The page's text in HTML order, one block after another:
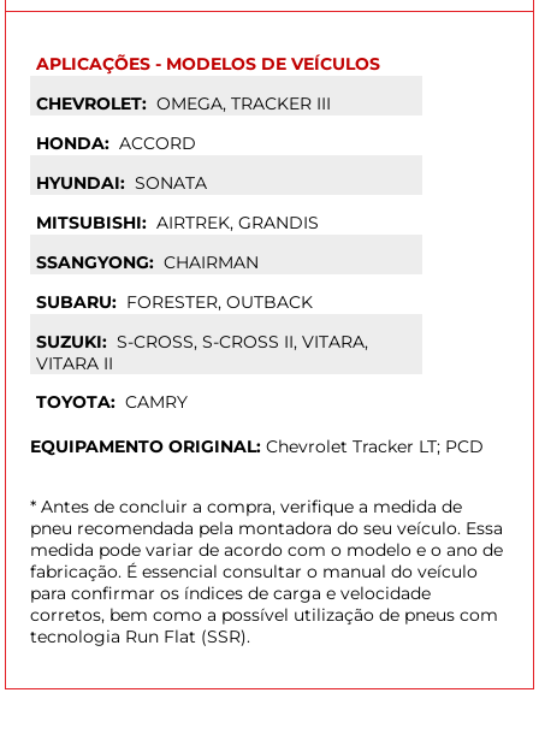
APLICAÇÕES - MODELOS DE VEÍCULOS
CHEVROLET:OMEGA, TRACKER III
HONDA: ACCORD
HYUNDAI: SONATA
MITSUBISHI: AIRTREK, GRANDIS
SSANGYONG: CHAIRMAN
SUBARU: FORESTER, OUTBACK
SUZUKI: S-CROSS, S-CROSS II, VITARA,
VITARA II
TOYOTA: CAMRY
EQUIPAMENTO ORIGINAL: Chevrolet Tracker LT; PCD
* Antes de concluir a compra, verifique a medida de
pneu recomendada pela montadora do seu veículo. Essa
medida pode variar de acordo com o modelo e o ano de
fabricação. É essencial consultar o manual do veículo
para confirmar os índices de carga e velocidade
corretos, bem como a possível utilização de pneus com
tecnologia Run Flat (SSR).